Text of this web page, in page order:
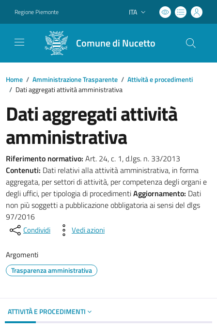
Regione Piemonte Lingua attiva:
ITA
Comune di Nucetto
Home / Amministrazione Trasparente / Attività e procedimenti
/ Dati aggregati attività amministrativa
Dati aggregati attività
amministrativa
Riferimento normativo: Art. 24, c. 1, d.lgs. n. 33/2013
Contenuti: Dati relativi alla attività amministrativa, in forma
aggregata, per settori di attività, per competenza degli organi e
degli uffici, per tipologia di procedimentiAggiornamento: Dati
non più soggetti a pubblicazione obbligatoria ai sensi del dlgs
97/2016
Condividi Vedi azioni
Argomenti
Trasparenza amministrativa
ATTIVITÀ E PROCEDIMENTI